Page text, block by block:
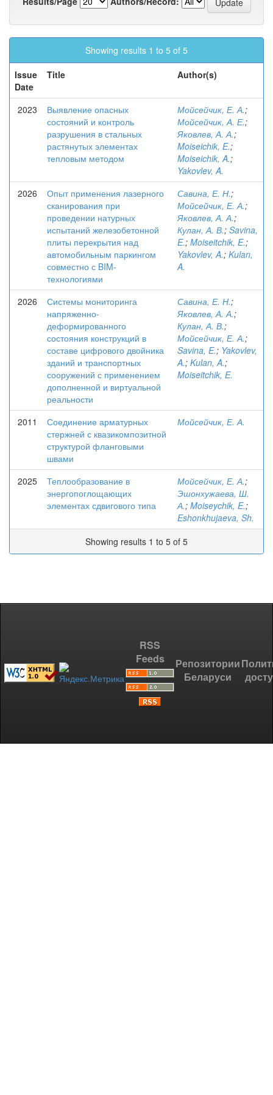
Showing results 1 to 5 of 5
Issue
Date
Title Author(s)
2023
Выявление опасных
состояний и контроль
разрушения в стальных
растянутых элементах
тепловым методом
Мойсейчик, Е. А.;
Мойсейчик, А. Е.;
Яковлев, А. А.;
Moiseichik, E.;
Moiseichik, A.;
Yakovlev, A.
2026
Опыт применения лазерного
сканирования при
проведении натурных
испытаний железобетонной
плиты перекрытия над
автомобильным паркингом
совместно с BIM-
технологиями
Савина, Е. Н.;
Мойсейчик, Е. А.;
Яковлев, А. А.;
Кулан, А. В.; Savina,
E.; Moiseitchik, E.;
Yakovlev, A.; Kulan,
A.
2026
Системы мониторинга
напряженно-
деформированного
состояния конструкций в
составе цифрового двойника
зданий и транспортных
сооружений с применением
дополненной и виртуальной
реальности
Савина, Е. Н.;
Яковлев, А. А.;
Кулан, А. В.;
Мойсейчик, Е. А.;
Savina, E.; Yakovlev,
A.; Kulan, A.;
Moiseitchik, E.
2011
Соединение арматурных
стержней с квазикомпозитной
структурой фланговыми
швами
Мойсейчик, Е. А.
2025
Теплообразование в
энергопоглощающих
элементах сдвигового типа
Мойсейчик, Е. А.;
Эшонхужаева, Ш.
А.; Moiseychik, E.;
Eshonkhujaeva, Sh.
Showing results 1 to 5 of 5
RSS
Feeds
Репозитории
Беларуси